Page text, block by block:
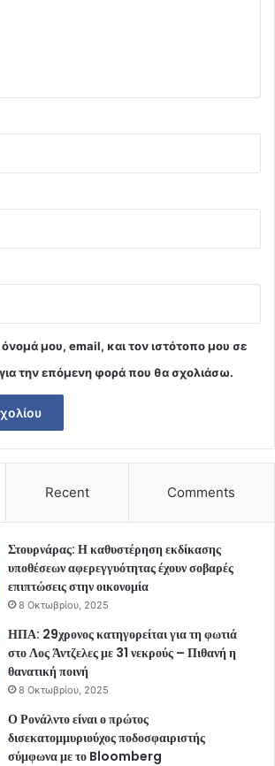
μου, email, και τον ιστότοπο μου σε
την επόμενη φορά που θα σχολιάσω.
Recent Comments
Στουρνάρας: Η καθυστέρηση εκδίκασης
υποθέσεων αφερεγγυότητας έχουν σοβαρές
επιπτώσεις στην οικονομία
8 Οκτωβρίου, 2025
ΗΠΑ: 29χρονος κατηγορείται για τη φωτιά
στο Λος Άντζελες με 31 νεκρούς – Πιθανή η
θανατική ποινή
8 Οκτωβρίου, 2025
Ο Ρονάλντο είναι ο πρώτος
δισεκατομμυριούχος ποδοσφαιριστής
σύμφωνα με το Bloomberg